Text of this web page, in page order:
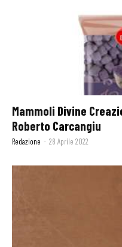
Mammoli Divine
Roberto Carcangiu
Redazione - 28 Aprile 2022